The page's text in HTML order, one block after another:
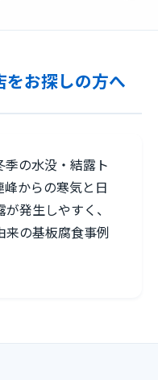
をお探しの方へ
の水没・結露ト
からの寒気と日
発生しやすく、
来の基板腐食事例